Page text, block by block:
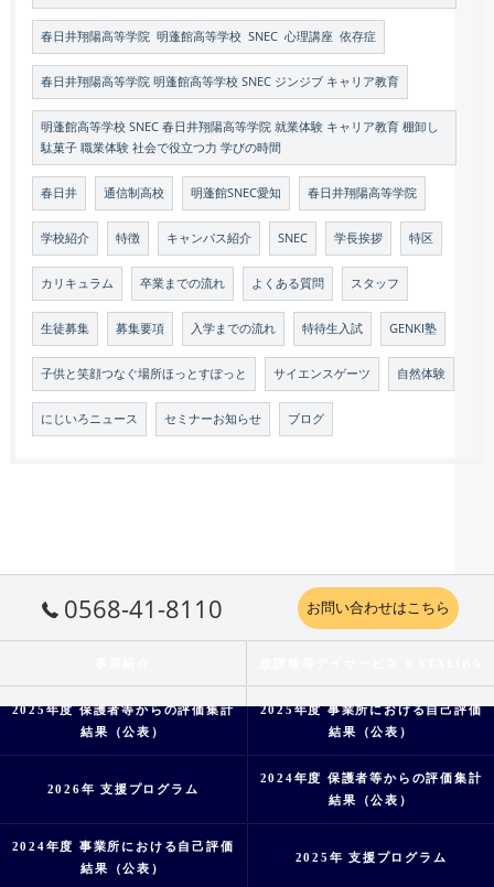
春日井翔陽高等学院 明蓬館高等学校 SNEC 心理講座 依存症
春日井翔陽高等学院 明蓬館高等学校 SNEC ジンジブ キャリア教育
明蓬館高等学校 SNEC 春日井翔陽高等学院 就業体験 キャリア教育 棚卸し
駄菓子 職業体験 社会で役立つ力 学びの時間
春日井 通信制高校 明蓬館SNEC愛知 春日井翔陽高等学院
学校紹介 特徴 キャンパス紹介 SNEC 学長挨拶 特区
カリキュラム 卒業までの流れ よくある質問 スタッフ
生徒募集 募集要項 入学までの流れ 特待生入試 GENKI塾
子供と笑顔つなぐ場所ほっとすぽっと サイエンスゲーツ 自然体験
にじいろニュース セミナーお知らせ ブログ
0568-41-8110 お問い合わせはこちら
2025年度 保護者等からの評価集計
結果（公表）
2025年度 事業所における自己評価
結果（公表）
2026年 支援プログラム
2024年度 保護者等からの評価集計
結果（公表）
2024年度 事業所における自己評価
結果（公表）
2025年 支援プログラム